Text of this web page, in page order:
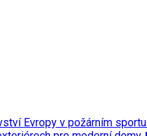
Evropy v požárním sportu